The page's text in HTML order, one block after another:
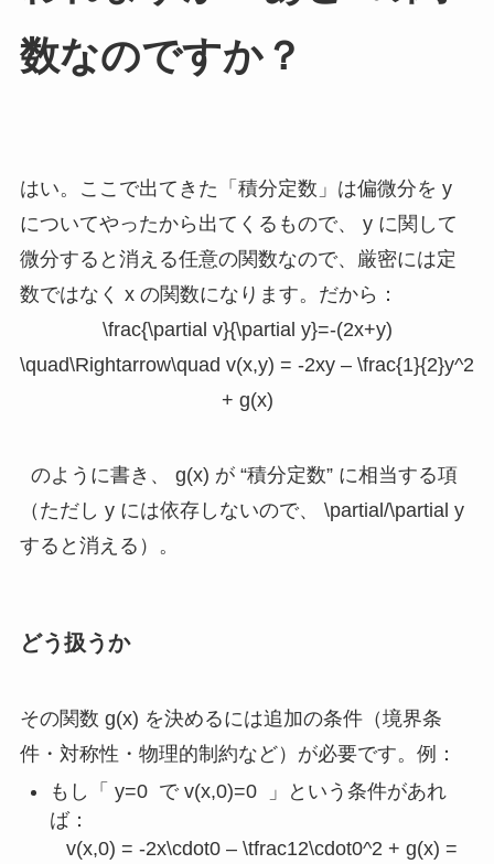
数なのですか？
はい。ここで出てきた「積分定数」は偏微分を y
についてやったから出てくるもので、
yに関して
微分すると消える任意の関数なので、厳密には定
数ではなく xの関数になります。だから：
\frac{\partial v}{\partial y}=-(2x+y)
\quad\Rightarrow\quad v(x,y) = -2xy – \frac{1}{2}y^2
+ g(x)
のように書き、 g(x) が “積分定数” に相当する項
（ただし yには依存しないので、
\partial/\partial y
すると消える）。
どう扱うか
その関数 g(x) を決めるには追加の条件（境界条
件・対称性・物理的制約など）が必要です。例：
もし「 y=0で v(x,0)=0」という条件があれ
ば：
v(x,0) = -2x\cdot0 – \tfrac12\cdot0^2 + g(x) =